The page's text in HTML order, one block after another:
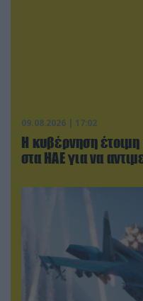
09.08.2026 | 17:02
Η κυβέρνηση έτοιμη
στα ΗΑΕ για να